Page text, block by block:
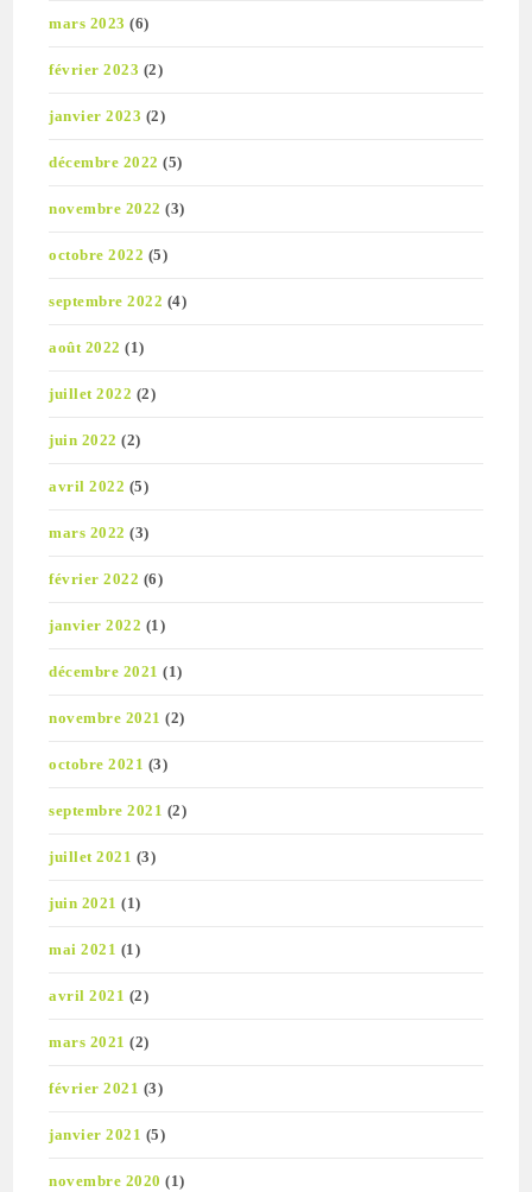
mars 2023 (6)
février 2023 (2)
janvier 2023 (2)
décembre 2022 (5)
novembre 2022 (3)
octobre 2022 (5)
septembre 2022 (4)
août 2022 (1)
juillet 2022 (2)
juin 2022 (2)
avril 2022 (5)
mars 2022 (3)
février 2022 (6)
janvier 2022 (1)
décembre 2021 (1)
novembre 2021 (2)
octobre 2021 (3)
septembre 2021 (2)
juillet 2021 (3)
juin 2021 (1)
mai 2021 (1)
avril 2021 (2)
mars 2021 (2)
février 2021 (3)
janvier 2021 (5)
novembre 2020 (1)